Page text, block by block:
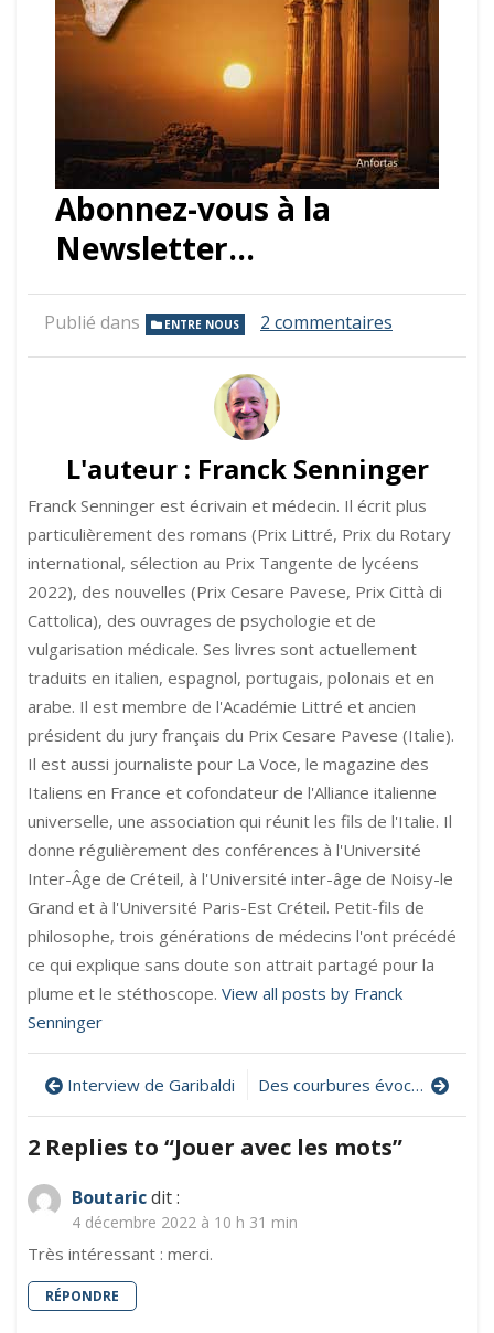
Abonnez-vous à la
Newsletter…
Publié dans ENTRE NOUS 2 commentaires
avec
L'auteur : Franck Senninger
Franck Senninger est écrivain et médecin. Il écrit plus
particulièrement des romans (Prix Littré, Prix du Rotary
international, sélection au Prix Tangente de lycéens
2022), des nouvelles (Prix Cesare Pavese, Prix Città di
Cattolica), des ouvrages de psychologie et de
vulgarisation médicale. Ses livres sont actuellement
traduits en italien, espagnol, portugais, polonais et en
arabe. Il est membre de l'Académie Littré et ancien
président du jury français du Prix Cesare Pavese (Italie).
Il est aussi journaliste pour La Voce, le magazine des
Italiens en France et cofondateur de l'Alliance italienne
universelle, une association qui réunit les fils de l'Italie. Il
donne régulièrement des conférences à l'Université
Inter-Âge de Créteil, à l'Université inter-âge de Noisy-le
Grand et à l'Université Paris-Est Créteil. Petit-fils de
philosophe, trois générations de médecins l'ont précédé
ce qui explique sans doute son attrait partagé pour la
plume et le stéthoscope. View all posts by Franck
Senninger
Navigation
de
l’article
Interview de Garibaldi Des courbures évocatrices
2 Replies to “Jouer avec les mots”
Boutaricdit :
4 décembre 2022 à 10 h 31 min
Très intéressant : merci.
RÉPONDRE